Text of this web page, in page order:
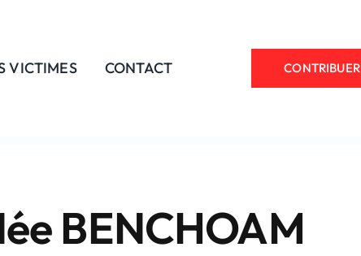
VICTIMES CONTACT CONTRIBUER
BENCHOAM